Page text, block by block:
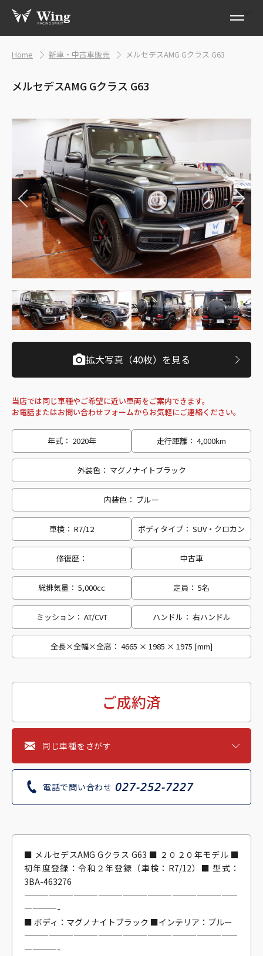
Home 新車・中古車販売 メルセデスAMG Gクラス G63
メルセデスAMG Gクラス G63
拡大写真（40枚）を見る
当店では同じ車種やご希望に近い車両をご案内できます。
お電話またはお問い合わせフォームからお気軽にご連絡ください。
年式： 2020年 走行距離： 4,000km
外装色： マグノナイトブラック
内装色： ブルー
車検： R7/12 ボディタイプ： SUV・クロカン
修復歴： 中古車
総排気量： 5,000cc 定員： 5名
ミッション： AT/CVT ハンドル： 右ハンドル
全長×全幅×全高： 4665 × 1985 × 1975 [mm]
ご成約済
同じ車種をさがす
電話で問い合わせ 027-252-7227
■ メルセデスAMG Gクラス G63 ■ ２０２０年モデル ■
初年度登録：令和２年登録（車検：R7/12）■ 型式：
3BA-463276
——————————————————————————
————-
■ ボディ：マグノナイトブラック ■インテリア：ブルー
——————————————————————————
————-